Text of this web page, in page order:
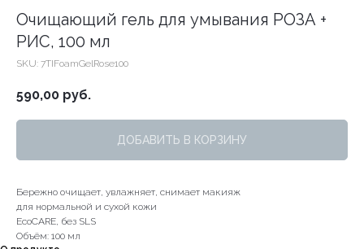
Очищающий гель для умывания РОЗА +
РИС, 100 мл
SKU: 7TIFoamGelRose100
590,00 руб.
ДОБАВИТЬ В КОРЗИНУ
Бережно очищает, увлажняет, снимает макияж
для нормальной и сухой кожи
EcoCARE, без SLS
Объём: 100 мл